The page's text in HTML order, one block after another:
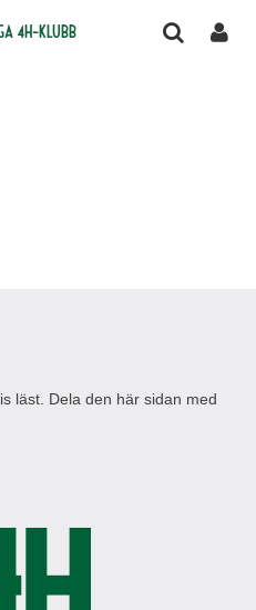
4H-klubb
läst. Dela den här sidan med